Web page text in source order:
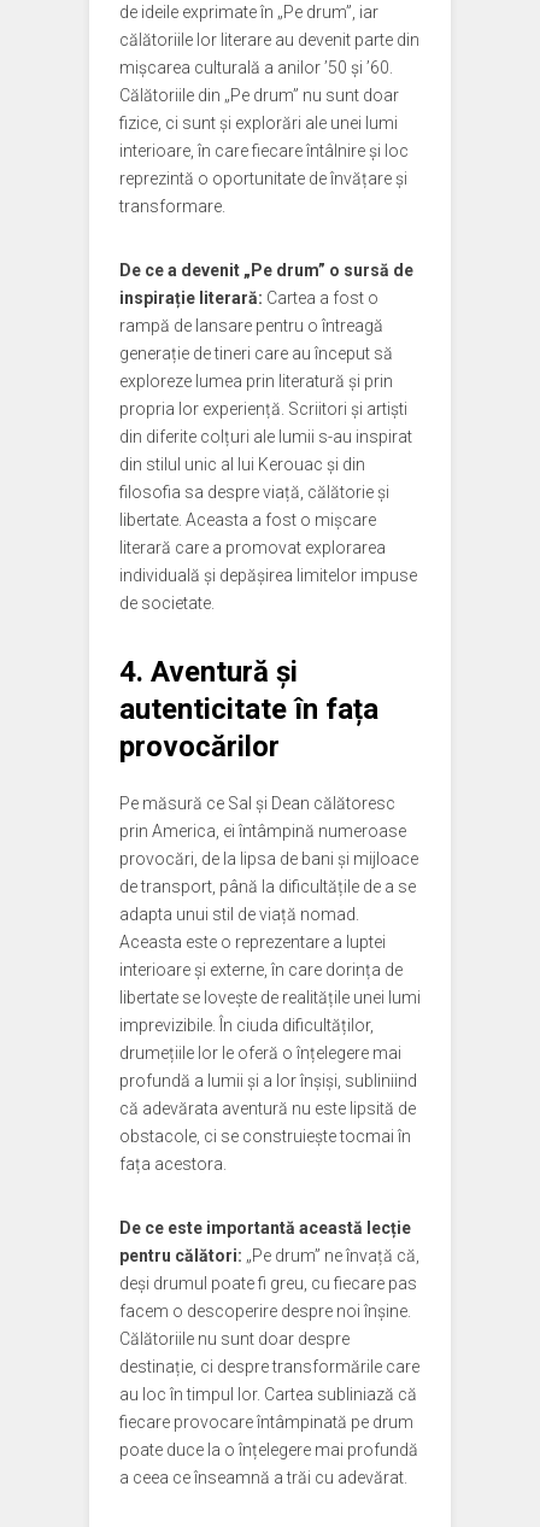
de ideile exprimate în „Pe drum”, iar
călătoriile lor literare au devenit parte din
mișcarea culturală a anilor ’50 și ’60.
Călătoriile din „Pe drum” nu sunt doar
fizice, ci sunt și explorări ale unei lumi
interioare, în care fiecare întâlnire și loc
reprezintă o oportunitate de învățare și
transformare.
De ce a devenit „Pe drum” o sursă de
inspirație literară: Cartea a fost o
rampă de lansare pentru o întreagă
generație de tineri care au început să
exploreze lumea prin literatură și prin
propria lor experiență. Scriitori și artiști
din diferite colțuri ale lumii s-au inspirat
din stilul unic al lui Kerouac și din
filosofia sa despre viață, călătorie și
libertate. Aceasta a fost o mișcare
literară care a promovat explorarea
individuală și depășirea limitelor impuse
de societate.
4. Aventură și
autenticitate în fața
provocărilor
Pe măsură ce Sal și Dean călătoresc
prin America, ei întâmpină numeroase
provocări, de la lipsa de bani și mijloace
de transport, până la dificultățile de a se
adapta unui stil de viață nomad.
Aceasta este o reprezentare a luptei
interioare și externe, în care dorința de
libertate se lovește de realitățile unei lumi
imprevizibile. În ciuda dificultăților,
drumețiile lor le oferă o înțelegere mai
profundă a lumii și a lor înșiși, subliniind
că adevărata aventură nu este lipsită de
obstacole, ci se construiește tocmai în
fața acestora.
De ce este importantă această lecție
pentru călători: „Pe drum” ne învață că,
deși drumul poate fi greu, cu fiecare pas
facem o descoperire despre noi înșine.
Călătoriile nu sunt doar despre
destinație, ci despre transformările care
au loc în timpul lor. Cartea subliniază că
fiecare provocare întâmpinată pe drum
poate duce la o înțelegere mai profundă
a ceea ce înseamnă a trăi cu adevărat.